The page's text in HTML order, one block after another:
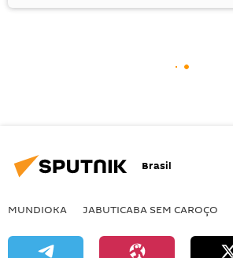
Brasil
MUNDIOKA JABUTICABA SEM CAROÇO